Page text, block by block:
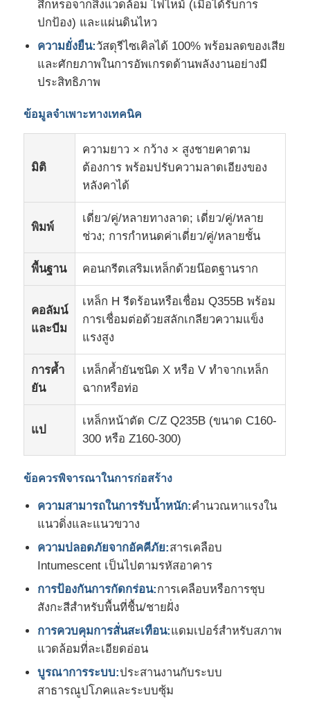
วัสดุอาคารเหล็ก
บ้านสัตว์ปีก
โรงเลี้ยงวัว
โรงเก็บม้า
โรงจอดรถเหล็ก
สึกหรอจากสิ่งแวดล้อม ไฟไหม้ (เมื่อได้รับการ
ปกป้อง) และแผ่นดินไหว
ความยั่งยืน:วัสดุรีไซเคิลได้ 100% พร้อมลดของเสีย
และศักยภาพในการอัพเกรดด้านพลังงานอย่างมี
ประสิทธิภาพ
ข้อมูลจำเพาะทางเทคนิค
มิติ
ความยาว × กว้าง × สูงชายคาตาม
ต้องการ พร้อมปรับความลาดเอียงของ
หลังคาได้
พิมพ์
เดี่ยว/คู่/หลายทางลาด; เดี่ยว/คู่/หลาย
ช่วง; การกำหนดค่าเดี่ยว/คู่/หลายชั้น
พื้นฐาน คอนกรีตเสริมเหล็กด้วยน๊อตฐานราก
คอลัมน์
และบีม
เหล็ก H รีดร้อนหรือเชื่อม Q355B พร้อม
การเชื่อมต่อด้วยสลักเกลียวความแข็ง
แรงสูง
การค้ำ
ยัน
เหล็กค้ำยันชนิด X หรือ V ทำจากเหล็ก
ฉากหรือท่อ
แป
เหล็กหน้าตัด C/Z Q235B (ขนาด C160-
300 หรือ Z160-300)
ข้อควรพิจารณาในการก่อสร้าง
ความสามารถในการรับน้ำหนัก:คำนวณหาแรงใน
แนวดิ่งและแนวขวาง
ความปลอดภัยจากอัคคีภัย:สารเคลือบ
Intumescent เป็นไปตามรหัสอาคาร
การป้องกันการกัดกร่อน:การเคลือบหรือการชุบ
สังกะสีสำหรับพื้นที่ชื้น/ชายฝั่ง
การควบคุมการสั่นสะเทือน:แดมเปอร์สำหรับสภาพ
แวดล้อมที่ละเอียดอ่อน
บูรณาการระบบ:ประสานงานกับระบบ
สาธารณูปโภคและระบบซุ้ม